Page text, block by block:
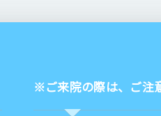
※ご来院の際は、ご注